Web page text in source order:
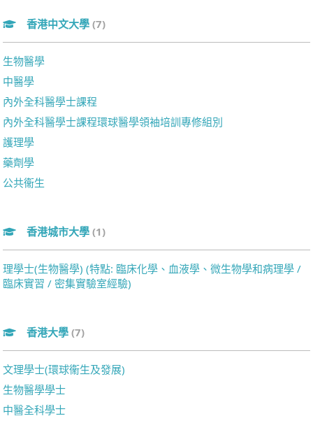
香港中文大學 (7)
生物醫學
中醫學
內外全科醫學士課程
內外全科醫學士課程環球醫學領袖培訓專修組別
護理學
藥劑學
公共衞生
香港城市大學 (1)
理學士(生物醫學) (特點: 臨床化學、血液學、微生物學和病理學 /
臨床實習 / 密集實驗室經驗)
香港大學 (7)
文理學士(環球衞生及發展)
生物醫學學士
中醫全科學士